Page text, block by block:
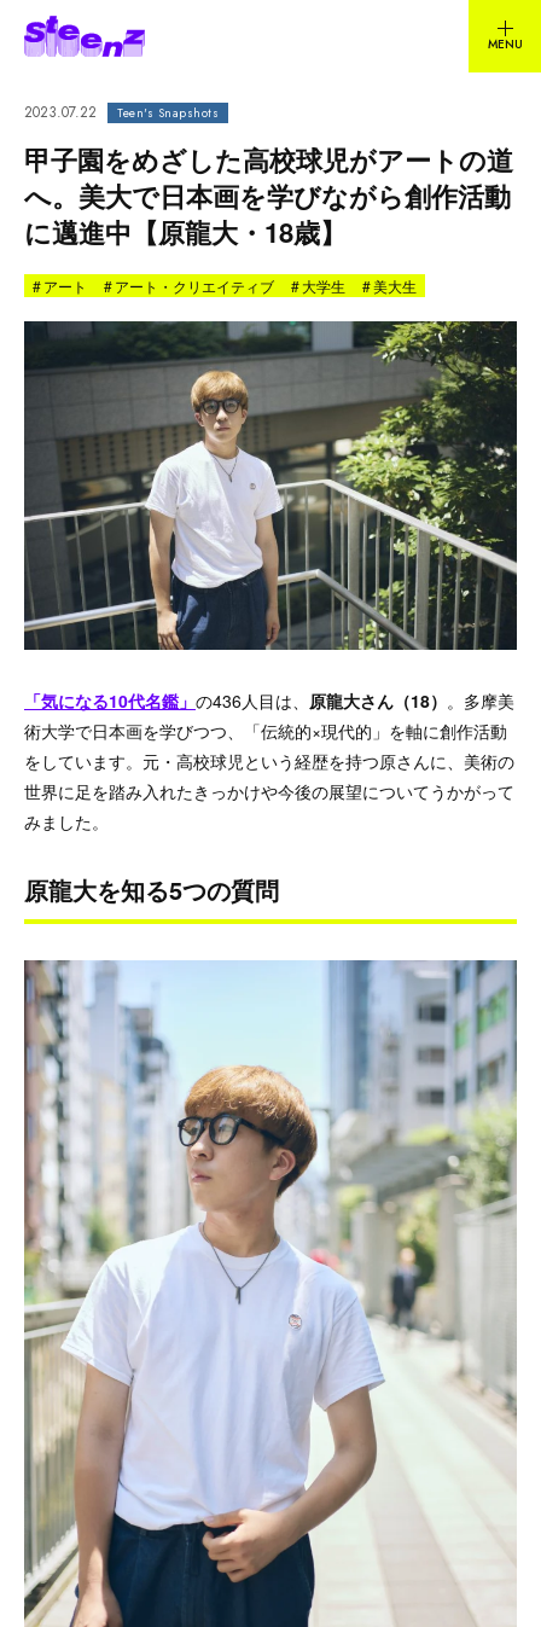
2023.07.22 Teen's Snapshots
甲子園をめざした高校球児がアートの道
へ。美大で日本画を学びながら創作活動
に邁進中【原龍大・18歳】
#アート #アート・クリエイティブ #大学生 #美大生
「気になる10代名鑑」 の436人目は、 原龍大さん（18） 。多摩美
術大学で日本画を学びつつ、「伝統的×現代的」を軸に創作活動
をしています。元・高校球児という経歴を持つ原さんに、美術の
世界に足を踏み入れたきっかけや今後の展望についてうかがって
みました。
原龍大を知る5つの質問